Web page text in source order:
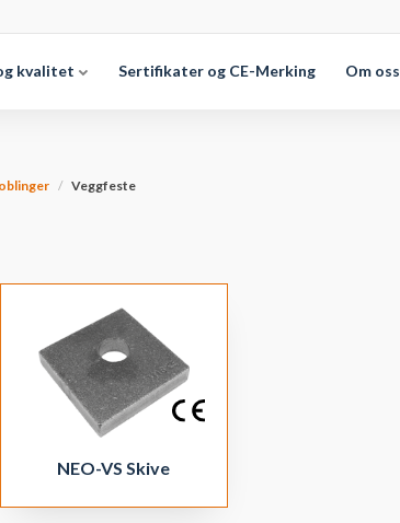
kvalitet Sertifikater og CE-Merking Om oss
Veggfeste
NEO-VS Skive